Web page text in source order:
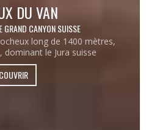
DU VAN
GRAND CANYON SUISSE
long de 1400 mètres,
le Jura suisse